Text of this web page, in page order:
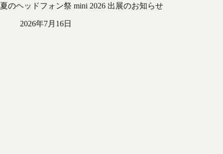
夏のヘッドフォン祭 mini 2026 出展のお知らせ
2026年7月16日